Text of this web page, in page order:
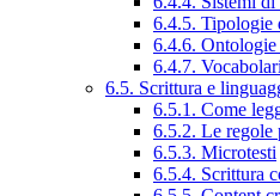
6.4.5. Tipologie
6.4.6. Ontologie
6.4.7.
6.5. Scrittura e
6.5.1. Come
6.5.2. Le regole
6.5.3. Microtesti
6.5.4. Scrittura